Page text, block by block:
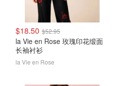
$18.50 $52.95
la Vie en Rose 玫瑰印花缎面
长袖衬衫
la Vie en Rose